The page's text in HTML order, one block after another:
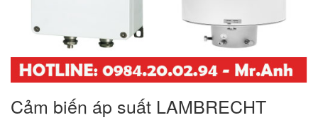
Cảm biến áp suất LAMBRECHT